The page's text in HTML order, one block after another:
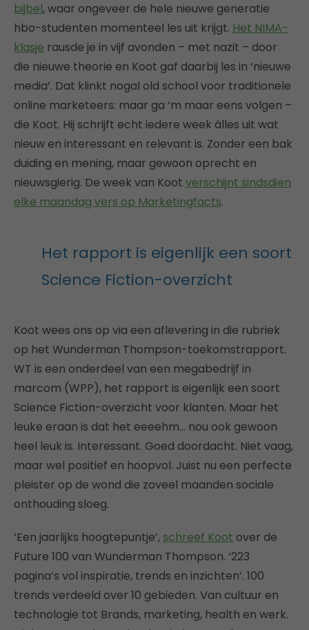
bijbel, waar ongeveer de hele nieuwe generatie
hbo-studenten momenteel les uit krijgt. Het NIMA-
klasje rausde je in vijf avonden – met nazit – door
die nieuwe theorie en Koot gaf daarbij les in ‘nieuwe
media’. Dat klinkt nogal old school voor traditionele
online marketeers: maar ga ‘m maar eens volgen –
die Koot. Hij schrijft echt iedere week álles uit wat
nieuw en interessant en relevant is. Zonder een bak
duiding en mening, maar gewoon oprecht en
nieuwsgierig. De week van Koot verschijnt sindsdien
elke maandag vers op Marketingfacts.
Het rapport is eigenlijk een soort
Science Fiction-overzicht
Koot wees ons op via een aflevering in die rubriek
op het Wunderman Thompson-toekomstrapport.
WT is een onderdeel van een megabedrijf in
marcom (WPP), het rapport is eigenlijk een soort
Science Fiction-overzicht voor klanten. Maar het
leuke eraan is dat het eeeehm… nou ook gewoon
heel leuk is. Interessant. Goed doordacht. Niet vaag,
maar wel positief en hoopvol. Juist nu een perfecte
pleister op de wond die zoveel maanden sociale
onthouding sloeg.
‘Een jaarlijks hoogtepuntje’, schreef Koot over de
Future 100 van Wunderman Thompson. ‘223
pagina’s vol inspiratie, trends en inzichten’. 100
trends verdeeld over 10 gebieden. Van cultuur en
technologie tot Brands, marketing, health en werk.